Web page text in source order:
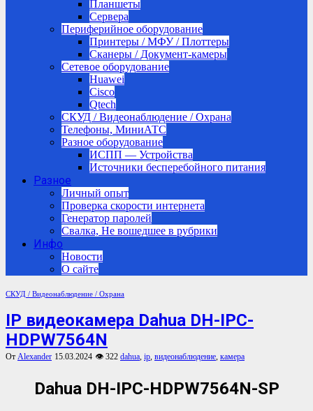
Планшеты
Сервера
Периферийное оборудование
Принтеры / МФУ / Плоттеры
Сканеры / Документ-камеры
Сетевое оборудование
Huawei
Cisco
Qtech
СКУД / Видеонаблюдение / Охрана
Телефоны, МиниАТС
Разное оборудование
ИСПП — Устройства
Источники бесперебойного питания
Разное
Личный опыт
Проверка скорости интернета
Генератор паролей
Свалка, Не вошедшее в рубрики
Инфо
Новости
О сайте
СКУД / Видеонаблюдение / Охрана
IP видеокамера Dahua DH-IPC-
HDPW7564N
От Alexander 15.03.2024 👁 322 dahua, ip, видеонаблюдение, камера
Dahua DH-IPC-HDPW7564N-SP